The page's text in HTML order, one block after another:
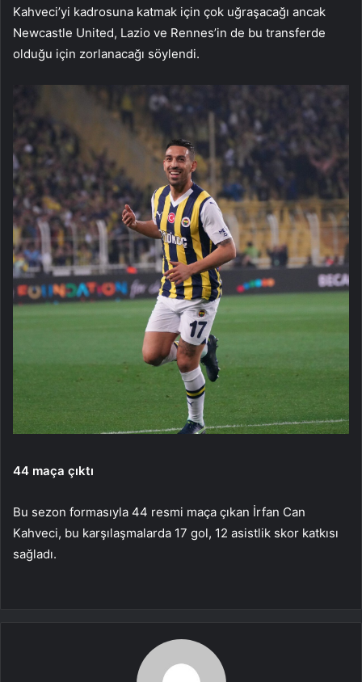
Kahveci’yi kadrosuna katmak için çok uğraşacağı ancak
Newcastle United, Lazio ve Rennes’in de bu transferde
olduğu için zorlanacağı söylendi.
44 maça çıktı
Bu sezon formasıyla 44 resmi maça çıkan İrfan Can
Kahveci, bu karşılaşmalarda 17 gol, 12 asistlik skor katkısı
sağladı.